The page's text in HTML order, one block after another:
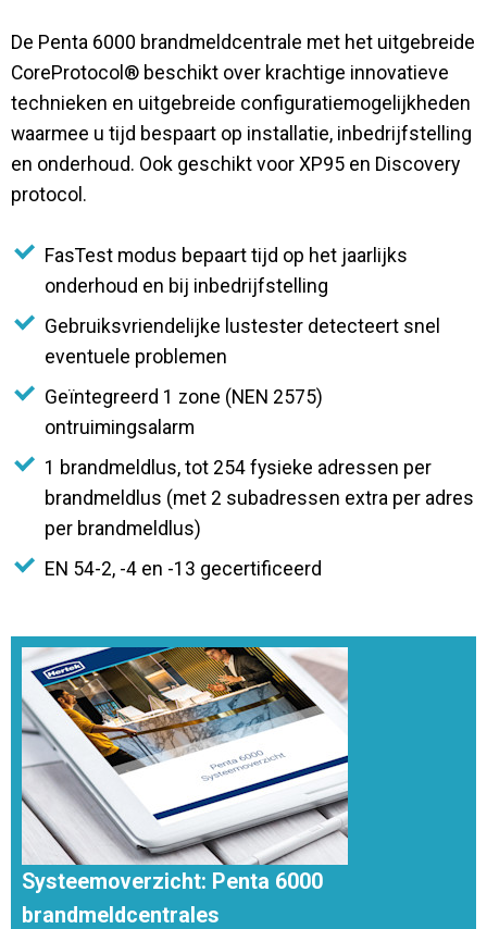
De Penta 6000 brandmeldcentrale met het uitgebreide
CoreProtocol® beschikt over krachtige innovatieve
technieken en uitgebreide configuratiemogelijkheden
waarmee u tijd bespaart op installatie, inbedrijfstelling
en onderhoud. Ook geschikt voor XP95 en Discovery
protocol.
FasTest modus bepaart tijd op het jaarlijks
onderhoud en bij inbedrijfstelling
Gebruiksvriendelijke lustester detecteert snel
eventuele problemen
Geïntegreerd 1 zone (NEN 2575)
ontruimingsalarm
1 brandmeldlus, tot 254 fysieke adressen per
brandmeldlus (met 2 subadressen extra per adres
per brandmeldlus)
EN 54-2, -4 en -13 gecertificeerd
Systeemoverzicht: Penta 6000
brandmeldcentrales